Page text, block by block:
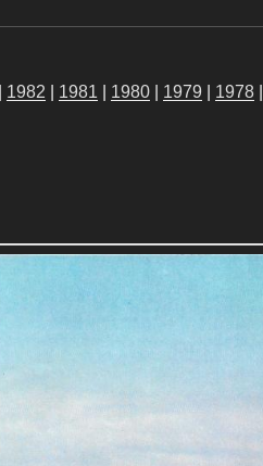
1978
1979
1980
1981
1982